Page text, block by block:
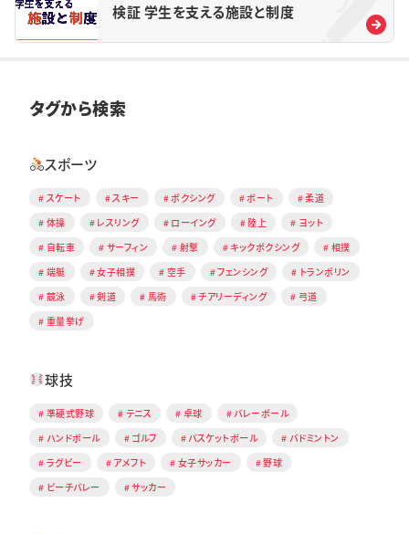
検証 学生を支える施設と制度
タグから検索
スポーツ
スケート スキー ボクシング ボート
柔道
体操
レスリング ローイング 陸上
ヨット
自転車
サーフィン 射撃 キックボクシング
相撲
端艇
女子相撲 空手 フェンシング
トランポリン
競泳
剣道 馬術 チアリーディング
弓道
重量挙げ
球技
準硬式野球 テニス 卓球
バレーボール
ハンドボール
ゴルフ バスケットボール
バドミントン
ラグビー
アメフト 女子サッカー
野球
ビーチバレー
サッカー